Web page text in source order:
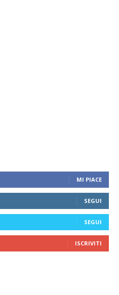
MI PIACE
SEGUI
SEGUI
ISCRIVITI